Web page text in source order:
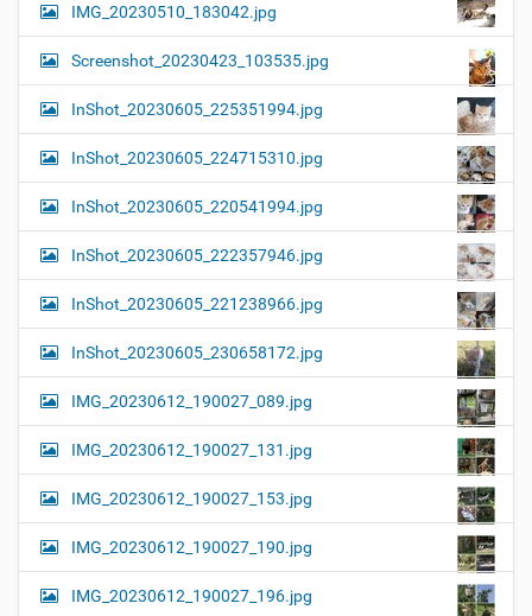
IMG_20230510_183042.jpg
Screenshot_20230423_103535.jpg
InShot_20230605_225351994.jpg
InShot_20230605_224715310.jpg
InShot_20230605_220541994.jpg
InShot_20230605_222357946.jpg
InShot_20230605_221238966.jpg
InShot_20230605_230658172.jpg
IMG_20230612_190027_089.jpg
IMG_20230612_190027_131.jpg
IMG_20230612_190027_153.jpg
IMG_20230612_190027_190.jpg
IMG_20230612_190027_196.jpg